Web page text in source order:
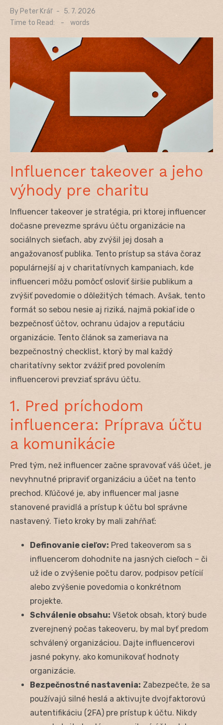
By Peter Kráľ
Posted
on
5. 7. 2026
Time to Read:
- words
Influencer takeover a jeho
výhody pre charitu
Influencer takeover je stratégia, pri ktorej influencer
dočasne prevezme správu účtu organizácie na
sociálnych sieťach, aby zvýšil jej dosah a
angažovanosť publika. Tento prístup sa stáva čoraz
populárnejší aj v charitatívnych kampaniach, kde
influenceri môžu pomôcť osloviť širšie publikum a
zvýšiť povedomie o dôležitých témach. Avšak, tento
formát so sebou nesie aj riziká, najmä pokiaľ ide o
bezpečnosť účtov, ochranu údajov a reputáciu
organizácie. Tento článok sa zameriava na
bezpečnostný checklist, ktorý by mal každý
charitatívny sektor zvážiť pred povolením
influencerovi prevziať správu účtu.
1. Pred príchodom
influencera: Príprava účtu
a komunikácie
Pred tým, než influencer začne spravovať váš účet, je
nevyhnutné pripraviť organizáciu a účet na tento
prechod. Kľúčové je, aby influencer mal jasne
stanovené pravidlá a prístup k účtu bol správne
nastavený. Tieto kroky by mali zahŕňať:
Definovanie cieľov: Pred takeoverom sa s
influencerom dohodnite na jasných cieľoch – či
už ide o zvýšenie počtu darov, podpisov petícií
alebo zvýšenie povedomia o konkrétnom
projekte.
Schválenie obsahu: Všetok obsah, ktorý bude
zverejnený počas takeoveru, by mal byť predom
schválený organizáciou. Dajte influencerovi
jasné pokyny, ako komunikovať hodnoty
organizácie.
Bezpečnostné nastavenia: Zabezpečte, že sa
používajú silné heslá a aktivujte dvojfaktorovú
autentifikáciu (2FA) pre prístup k účtu. Nikdy